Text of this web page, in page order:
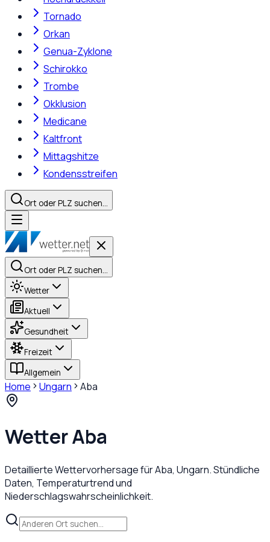
Tornado
Orkan
Genua-Zyklone
Schirokko
Trombe
Okklusion
Medicane
Kaltfront
Mittagshitze
Kondensstreifen
Ort oder PLZ suchen…
Ort oder PLZ suchen…
Wetter
Aktuell
Gesundheit
Freizeit
Allgemein
Home Ungarn Aba
WetterAba
Detaillierte Wettervorhersage fürAba, Ungarn. Stündliche
Daten, Temperaturtrend und
Niederschlagswahrscheinlichkeit.